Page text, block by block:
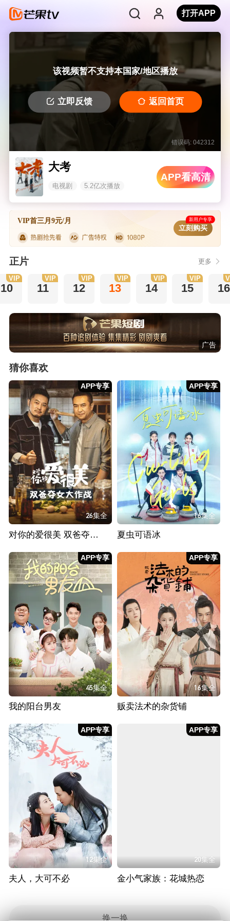
打开APP
该视频暂不支持本国家/地区播放
立即反馈 返回首页
错误码: 042312
大考
电视剧 5.2亿次播放
APP看高清
VIP首三月9元/月 新用户专享
立刻购买
正片 更多
10
VIP
11
VIP
12
VIP
13
VIP
14
VIP
15
VIP
16
广告
猜你喜欢
APP专享
26集全
对你的爱很美 双爸夺女大作战
APP专享
16集全
夏虫可语冰
APP专享
45集全
我的阳台男友
APP专享
16集全
贩卖法术的杂货铺
APP专享
12集全
夫人，大可不必
APP专享
20集全
金小气家族：花城热恋
换一换